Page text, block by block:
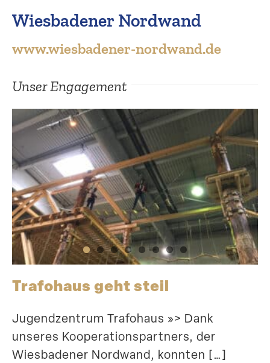
Suche
Wiesba­dener Nordwand
www​.wiesba​dener​-nordwand​.de
Unser Engagement
Trafohaus geht steil
Jugend­zentrum Trafohaus »> Dank
unseres Koope­ra­ti­ons­partners, der
Wiesba­dener Nordwand, konnten […]